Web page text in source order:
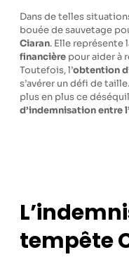
Dans de telles
bouée de sauvetage
Ciaran. Elle représente
financière pour aider à
Toutefois, l’obtention
s’avérer un défi de
plus en plus ce
d’indemnisation entre
tempête